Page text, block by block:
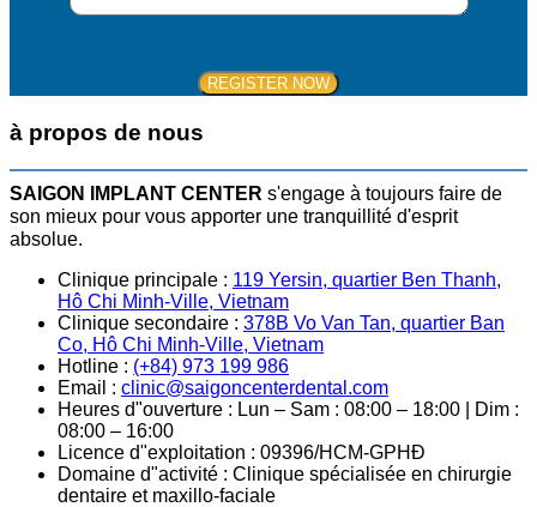
à propos de nous
SAIGON IMPLANT CENTER s'engage à toujours faire de
son mieux pour vous apporter une tranquillité d'esprit
absolue.
Clinique principale : 119 Yersin, quartier Ben Thanh,
Hô Chi Minh-Ville, Vietnam
Clinique secondaire : 378B Vo Van Tan, quartier Ban
Co, Hô Chi Minh-Ville, Vietnam
Hotline : (+84) 973 199 986
Email : clinic@saigoncenterdental.com
Heures d"ouverture : Lun – Sam : 08:00 – 18:00 | Dim :
08:00 – 16:00
Licence d"exploitation : 09396/HCM-GPHĐ
Domaine d"activité : Clinique spécialisée en chirurgie
dentaire et maxillo-faciale